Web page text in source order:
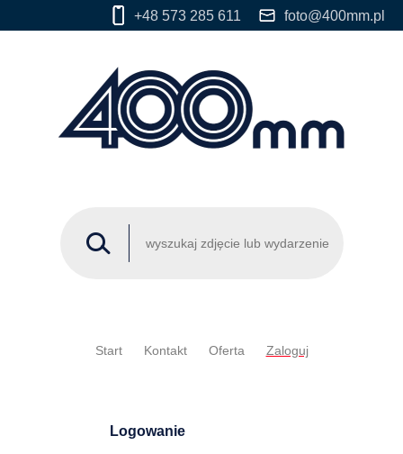
+48 573 285 611 foto@400mm.pl
Start Kontakt Oferta Zaloguj
Logowanie